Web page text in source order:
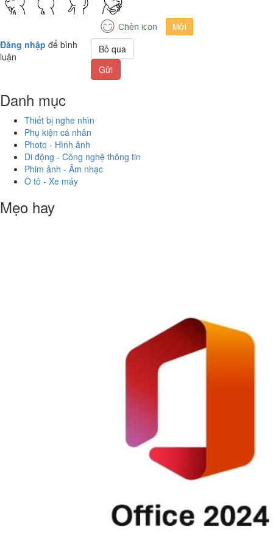
Đăng nhập để bình
luận
Bỏ qua
Gửi
Danh mục
Thiết bị nghe nhìn
Phụ kiện cá nhân
Photo - Hình ảnh
Di động - Công nghệ thông tin
Phim ảnh - Âm nhạc
Ô tô - Xe máy
Mẹo hay